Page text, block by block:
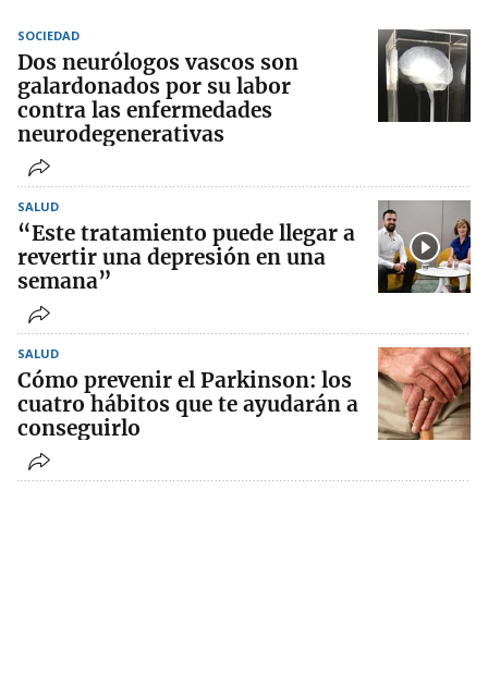
SOCIEDAD
Dos neurólogos vascos son
galardonados por su labor
contra las enfermedades
neurodegenerativas
SALUD
“Este tratamiento puede llegar a
revertir una depresión en una
semana”
SALUD
Cómo prevenir el Parkinson: los
cuatro hábitos que te ayudarán a
conseguirlo